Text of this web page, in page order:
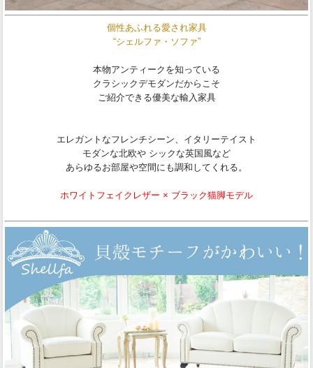
個性あふれる愛され家具
“シェルファ・ソファ”
本物アンティークを知っている
クラシックデモダンだからこそ
ご紹介できる優美な輸入家具
エレガントなフレンチシーン、イタリーテイスト
モダンな北欧や シックな英国風など
あらゆるお部屋や空間にも調和してくれる。
ホワイトフェイクレザー × ブラック猫脚モデル